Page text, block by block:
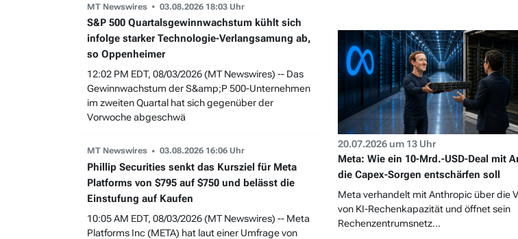
20.07.2026 um 13 Uhr
Meta: Wie ein 10-Mrd.-USD-Deal mit
die Capex-Sorgen entschärfen soll
Meta verhandelt mit Anthropic über die
von KI-Rechenkapazität und öffnet sein
Rechenzentrumsnetz...
MT Newswires 03.08.2026 18:03 Uhr
S&P 500 Quartalsgewinnwachstum kühlt sich
infolge starker Technologie-Verlangsamung ab,
so Oppenheimer
12:02 PM EDT, 08/03/2026 (MT Newswires) -- Das
Gewinnwachstum der S&amp;P 500-Unternehmen
im zweiten Quartal hat sich gegenüber der
Vorwoche abgeschwä
MT Newswires 03.08.2026 16:06 Uhr
Phillip Securities senkt das Kursziel für Meta
Platforms von $795 auf $750 und belässt die
Einstufung auf Kaufen
10:05 AM EDT, 08/03/2026 (MT Newswires) -- Meta
Platforms Inc (META) hat laut einer Umfrage von